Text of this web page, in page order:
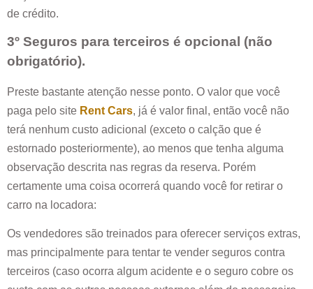
de crédito.
3º Seguros para terceiros é opcional (não
obrigatório).
Preste bastante atenção nesse ponto. O valor que você
paga pelo site Rent Cars, já é valor final, então você não
terá nenhum custo adicional (exceto o calção que é
estornado posteriormente), ao menos que tenha alguma
observação descrita nas regras da reserva. Porém
certamente uma coisa ocorrerá quando você for retirar o
carro na locadora:
Os vendedores são treinados para oferecer serviços extras,
mas principalmente para tentar te vender seguros contra
terceiros (caso ocorra algum acidente e o seguro cobre os